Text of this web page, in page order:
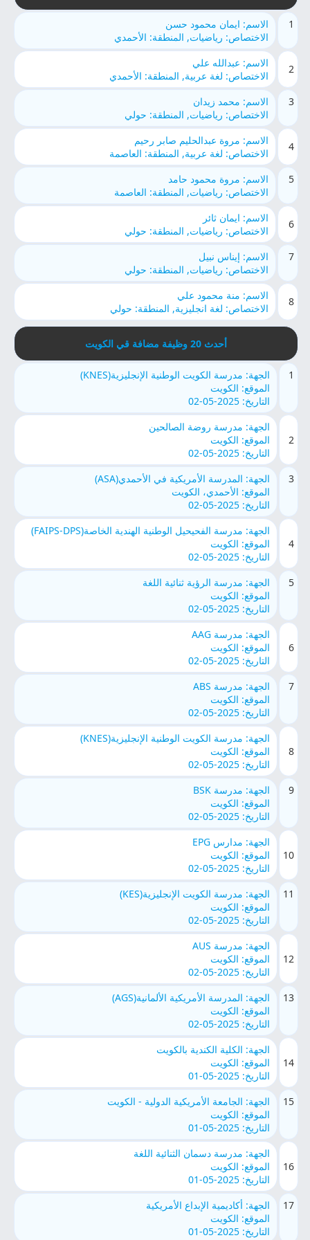
1
الاسم: ايمان محمود حسن
الاختصاص: رياضيات, المنطقة: الأحمدي
2
الاسم: عبدالله علي
الاختصاص: لغة عربية, المنطقة: الأحمدي
3
الاسم: محمد زيدان
الاختصاص: رياضيات, المنطقة: حولي
4
الاسم: مروة عبدالحليم صابر رحيم
الاختصاص: لغة عربية, المنطقة: العاصمة
5
الاسم: مروة محمود حامد
الاختصاص: رياضيات, المنطقة: العاصمة
6
الاسم: ايمان ثائر
الاختصاص: رياضيات, المنطقة: حولي
7
الاسم: إيناس نبيل
الاختصاص: رياضيات, المنطقة: حولي
8
الاسم: منة محمود علي
الاختصاص: لغة انجليزية, المنطقة: حولي
أحدث 20 وظيفة مضافة قي الكويت
1
الجهة: مدرسة الكويت الوطنية الإنجليزية(KNES)
الموقع: الكويت
التاريخ: 2025-05-02
2
الجهة: مدرسة روضة الصالحين
الموقع: الكويت
التاريخ: 2025-05-02
3
الجهة: المدرسة الأمريكية في الأحمدي(ASA)
الموقع: الأحمدي، الكويت
التاريخ: 2025-05-02
4
الجهة: مدرسة الفحيحيل الوطنية الهندية الخاصة(FAIPS-DPS)
الموقع: الكويت
التاريخ: 2025-05-02
5
الجهة: مدرسة الرؤية ثنائية اللغة
الموقع: الكويت
التاريخ: 2025-05-02
6
الجهة: مدرسة AAG
الموقع: الكويت
التاريخ: 2025-05-02
7
الجهة: مدرسة ABS
الموقع: الكويت
التاريخ: 2025-05-02
8
الجهة: مدرسة الكويت الوطنية الإنجليزية(KNES)
الموقع: الكويت
التاريخ: 2025-05-02
9
الجهة: مدرسة BSK
الموقع: الكويت
التاريخ: 2025-05-02
10
الجهة: مدارس EPG
الموقع: الكويت
التاريخ: 2025-05-02
11
الجهة: مدرسة الكويت الإنجليزية(KES)
الموقع: الكويت
التاريخ: 2025-05-02
12
الجهة: مدرسة AUS
الموقع: الكويت
التاريخ: 2025-05-02
13
الجهة: المدرسة الأمريكية الألمانية(AGS)
الموقع: الكويت
التاريخ: 2025-05-02
14
الجهة: الكلية الكندية بالكويت
الموقع: الكويت
التاريخ: 2025-05-01
15
الجهة: الجامعة الأمريكية الدولية - الكويت
الموقع: الكويت
التاريخ: 2025-05-01
16
الجهة: مدرسة دسمان الثنائية اللغة
الموقع: الكويت
التاريخ: 2025-05-01
17
الجهة: أكاديمية الإبداع الأمريكية
الموقع: الكويت
التاريخ: 2025-05-01